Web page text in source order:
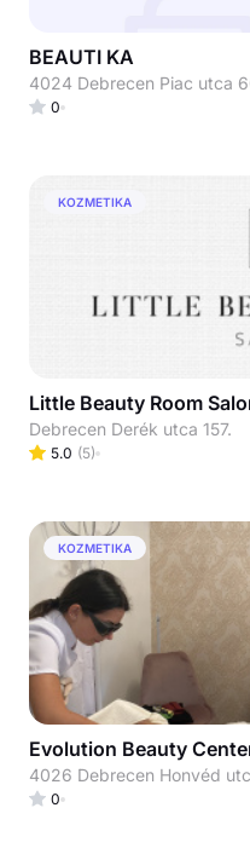
BEAUTI KA
4024 Debrecen Piac utca
0
KOZMETIKA
Little Beauty Room
Debrecen Derék utca 157.
5.0 (5)
KOZMETIKA
Evolution Beauty
4026 Debrecen Honvéd
0